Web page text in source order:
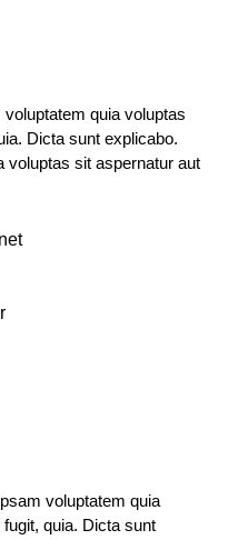
voluptatem quia
quia. Dicta sunt
quia voluptas
Dicta sunt explicabo.
voluptas sit aspernatur aut